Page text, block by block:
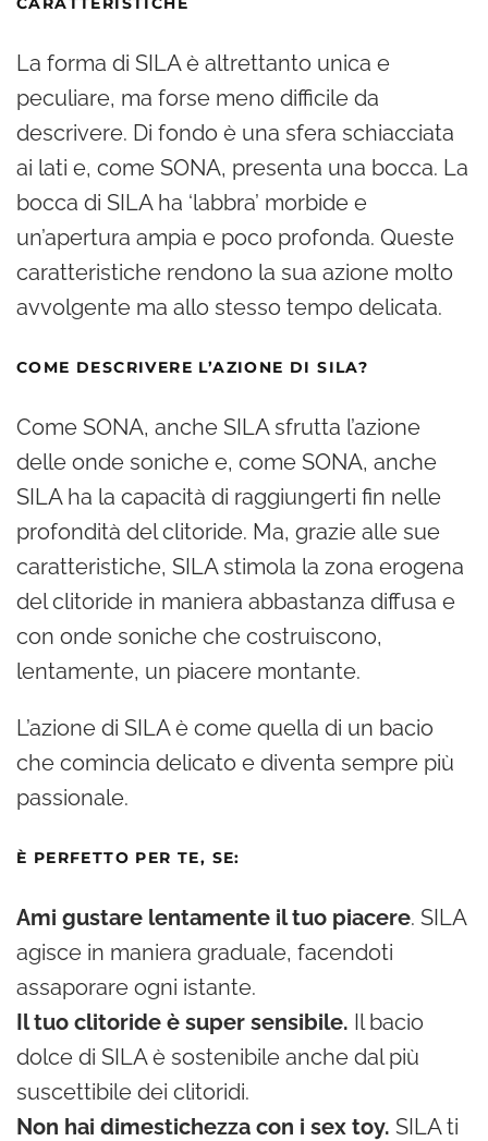
La forma di SILA è altrettanto unica e
peculiare, ma forse meno difficile da
descrivere. Di fondo è una sfera schiacciata
ai lati e, come SONA, presenta una bocca. La
bocca di SILA ha ‘labbra’ morbide e
un’apertura ampia e poco profonda. Queste
caratteristiche rendono la sua azione molto
avvolgente ma allo stesso tempo delicata.
COME DESCRIVERE L’AZIONE DI SILA?
Come SONA, anche SILA sfrutta l’azione
delle onde soniche e, come SONA, anche
SILA ha la capacità di raggiungerti fin nelle
profondità del clitoride. Ma, grazie alle sue
caratteristiche, SILA stimola la zona erogena
del clitoride in maniera abbastanza diffusa e
con onde soniche che costruiscono,
lentamente, un piacere montante.
L’azione di SILA è come quella di un bacio
che comincia delicato e diventa sempre più
passionale.
È PERFETTO PER TE, SE:
Ami gustare lentamente il tuo piacere. SILA
agisce in maniera graduale, facendoti
assaporare ogni istante.
Il tuo clitoride è super sensibile. Il bacio
dolce di SILA è sostenibile anche dal più
suscettibile dei clitoridi.
Non hai dimestichezza con i sex toy. SILA ti